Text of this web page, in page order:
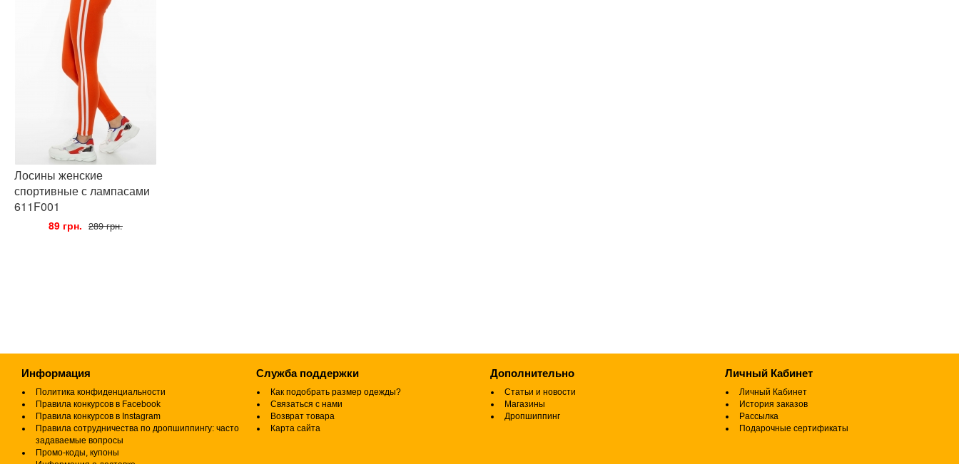
Лосины женские
спортивные с лампасами
611F001
89 грн. 289 грн.
Информация
Политика конфиденциальности
Правила конкурсов в Facebook
Правила конкурсов в Instagram
Правила сотрудничества по дропшиппингу: часто
задаваемые вопросы
Промо-коды, купоны
Служба поддержки
Как подобрать размер одежды?
Связаться с нами
Возврат товара
Карта сайта
Дополнительно
Статьи и новости
Магазины
Дропшиппинг
Личный Кабинет
Личный Кабинет
История заказов
Рассылка
Подарочные сертификаты